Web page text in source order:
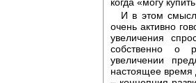
И в этом
очень активно
увеличения
собственно о
увеличении
настоящее время